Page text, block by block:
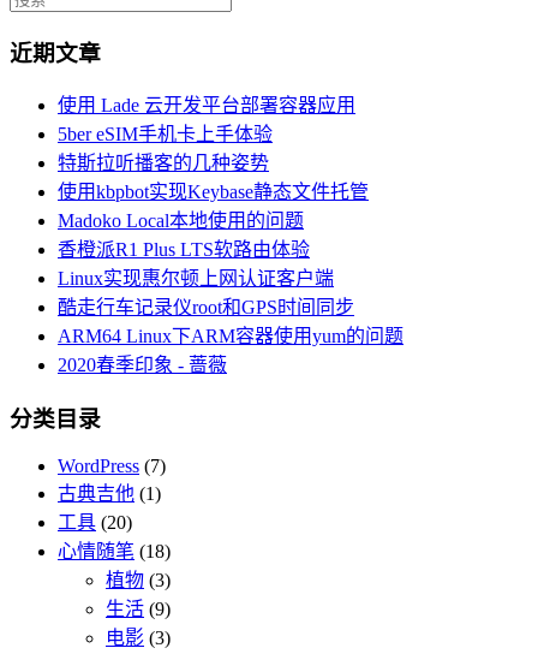
近期文章
使用 Lade 云开发平台部署容器应用
5ber eSIM手机卡上手体验
特斯拉听播客的几种姿势
使用kbpbot实现Keybase静态文件托管
Madoko Local本地使用的问题
香橙派R1 Plus LTS软路由体验
Linux实现惠尔顿上网认证客户端
酷走行车记录仪root和GPS时间同步
ARM64 Linux下ARM容器使用yum的问题
2020春季印象 - 蔷薇
分类目录
WordPress (7)
古典吉他 (1)
工具 (20)
心情随笔 (18)
植物 (3)
生活 (9)
电影 (3)